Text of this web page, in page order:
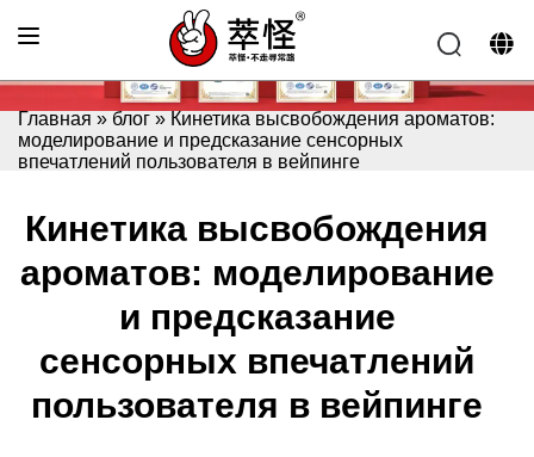
Главная » блог » Кинетика высвобождения ароматов:
моделирование и предсказание сенсорных
впечатлений пользователя в вейпинге
Кинетика высвобождения
ароматов: моделирование
и предсказание
сенсорных впечатлений
пользователя в вейпинге